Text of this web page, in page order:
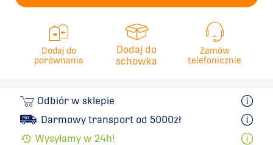
Dodaj do
porównania
Dodaj do
schowka
Zamów
telefonicznie
Odbiór w sklepie
Darmowy transport od 5000zł
Wysyłamy w 24h!